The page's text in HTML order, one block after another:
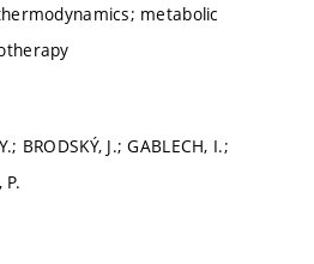
metabolic
BRODSKÝ, J.; GABLECH, I.;
P.